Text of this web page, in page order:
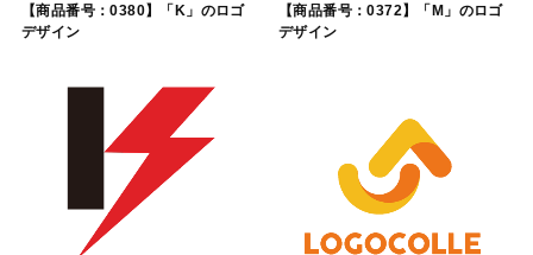
【商品番号：0380】「K」のロゴ
デザイン
【商品番号：0372】「M」のロゴ
デザイン